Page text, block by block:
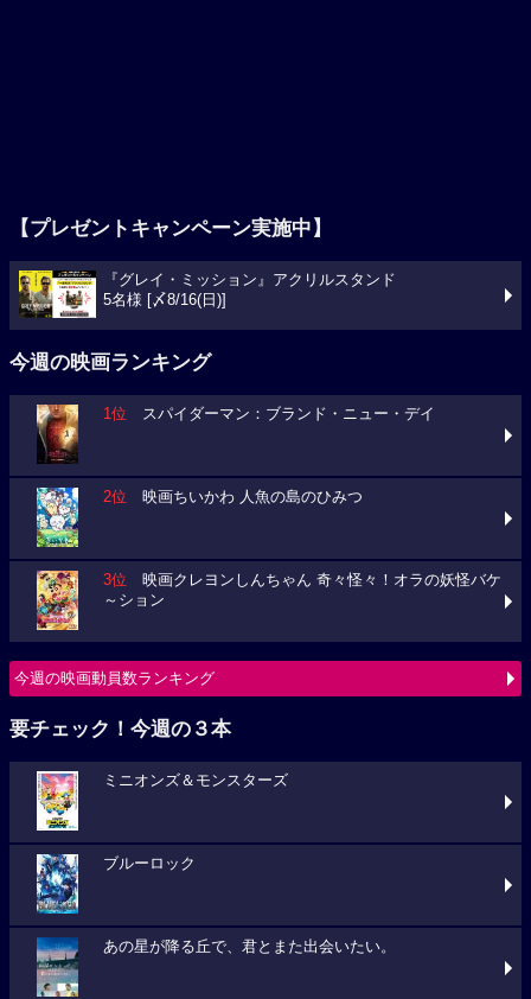
【プレゼントキャンペーン実施中】
『グレイ・ミッション』アクリルスタンド
5名様 [〆8/16(日)]
今週の映画ランキング
1位 スパイダーマン：ブランド・ニュー・デイ
2位 映画ちいかわ 人魚の島のひみつ
3位 映画クレヨンしんちゃん 奇々怪々！オラの妖怪バケ
～ション
今週の映画動員数ランキング
要チェック！今週の３本
ミニオンズ＆モンスターズ
ブルーロック
あの星が降る丘で、君とまた出会いたい。